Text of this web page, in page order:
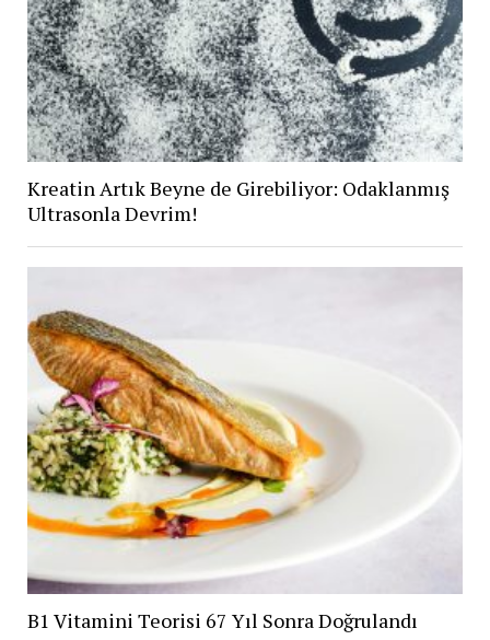
Kreatin Artık Beyne de Girebiliyor: Odaklanmış
Ultrasonla Devrim!
B1 Vitamini Teorisi 67 Yıl Sonra Doğrulandı